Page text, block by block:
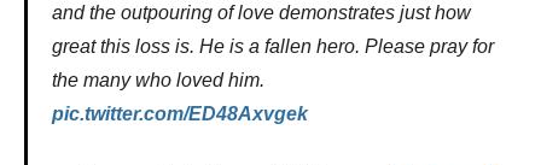
and the outpouring of love demonstrates just how
great this loss is. He is a fallen hero. Please pray for
the many who loved him.
pic.twitter.com/ED48Axvgek